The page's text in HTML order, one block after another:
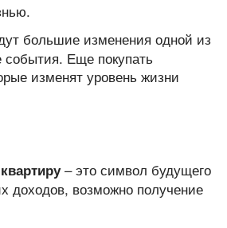
большие изменения одной из
Еще покупать
изменят уровень жизни
– это символ будущего
доходов, возможно получение